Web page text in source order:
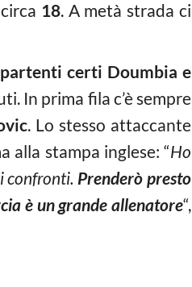
18. A metà strada ci
partenti certi Doumbia e
In prima fila c’è sempre
. Lo stesso attaccante
alla stampa inglese: “Ho
confronti. Prenderò presto
è un grande allenatore“,